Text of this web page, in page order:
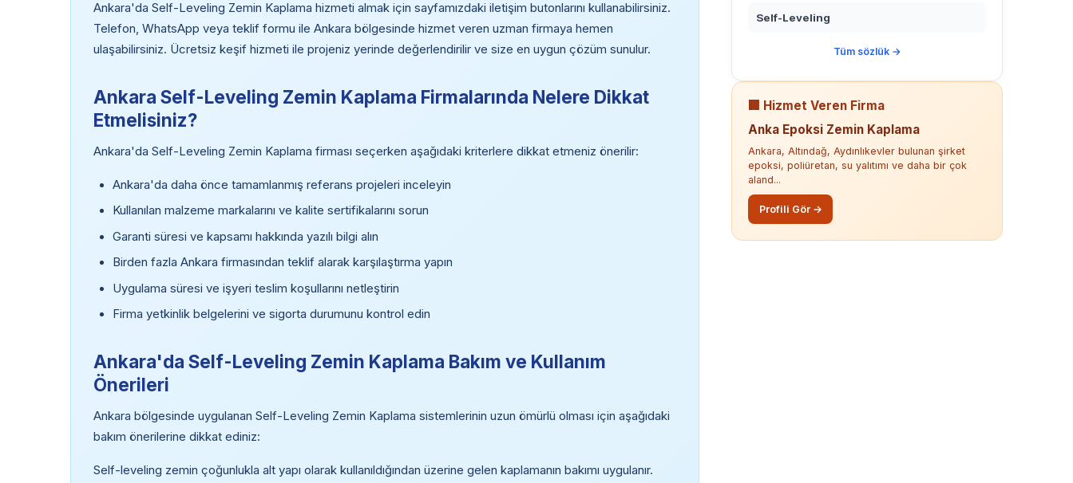
Ankara'da Self-Leveling Zemin Kaplama hizmeti almak için sayfamızdaki iletişim butonlarını kullanabilirsiniz.
Telefon, WhatsApp veya teklif formu ile Ankara bölgesinde hizmet veren uzman firmaya hemen
ulaşabilirsiniz. Ücretsiz keşif hizmeti ile projeniz yerinde değerlendirilir ve size en uygun çözüm sunulur.
Ankara Self-Leveling Zemin Kaplama Firmalarında Nelere Dikkat
Etmelisiniz?
Ankara'da Self-Leveling Zemin Kaplama firması seçerken aşağıdaki kriterlere dikkat etmeniz önerilir:
Ankara'da daha önce tamamlanmış referans projeleri inceleyin
Kullanılan malzeme markalarını ve kalite sertifikalarını sorun
Garanti süresi ve kapsamı hakkında yazılı bilgi alın
Birden fazla Ankara firmasından teklif alarak karşılaştırma yapın
Uygulama süresi ve işyeri teslim koşullarını netleştirin
Firma yetkinlik belgelerini ve sigorta durumunu kontrol edin
Ankara'da Self-Leveling Zemin Kaplama Bakım ve Kullanım
Önerileri
Ankara bölgesinde uygulanan Self-Leveling Zemin Kaplama sistemlerinin uzun ömürlü olması için aşağıdaki
bakım önerilerine dikkat ediniz:
Self-leveling zemin çoğunlukla alt yapı olarak kullanıldığından üzerine gelen kaplamanın bakımı uygulanır.
Self-Leveling
Tüm sözlük →
🏢 Hizmet Veren Firma
Anka Epoksi Zemin Kaplama
Ankara, Altındağ, Aydınlıkevler bulunan şirket
epoksi, poliüretan, su yalıtımı ve daha bir çok
aland...
Profili Gör →